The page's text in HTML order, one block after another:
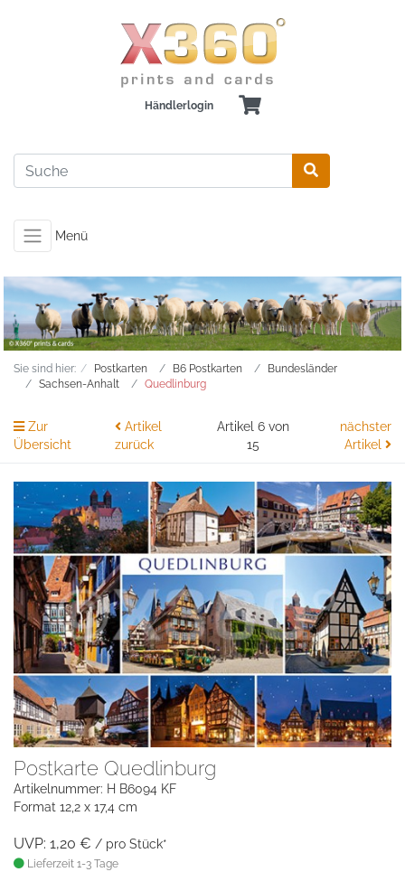
Händlerlogin
Menü
Sie sind hier: Postkarten B6 Postkarten
Bundesländer
Sachsen-Anhalt
Quedlinburg
Zur
Übersicht
Artikel
zurück
Artikel 6 von
15
nächster
Artikel
Postkarte Quedlinburg
Artikelnummer: H B6094 KF
Format 12,2 x 17,4 cm
UVP: 1,20 € / pro Stück*
Lieferzeit 1-3 Tage